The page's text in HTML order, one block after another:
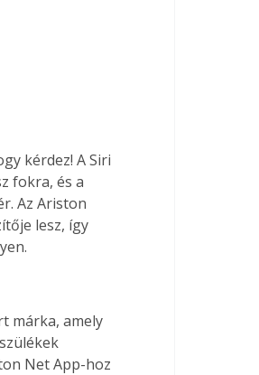
kérdez! A Siri
fokra, és a
Az Ariston
lesz, így
márka, amely
Net App-hoz